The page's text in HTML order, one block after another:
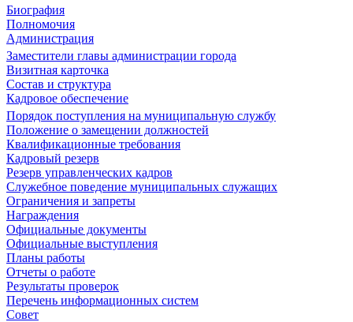
Биография
Полномочия
Администрация
Заместители главы администрации города
Визитная карточка
Состав и структура
Кадровое обеспечение
Порядок поступления на муниципальную службу
Положение о замещении должностей
Квалификационные требования
Кадровый резерв
Резерв управленческих кадров
Служебное поведение муниципальных служащих
Ограничения и запреты
Награждения
Официальные документы
Официальные выступления
Планы работы
Отчеты о работе
Результаты проверок
Перечень информационных систем
Совет